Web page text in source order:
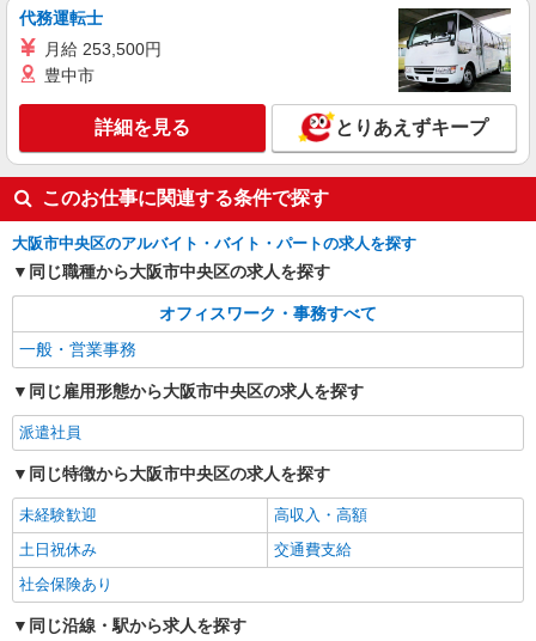
株式会社パソナ・大阪(NO.6001177302)
一般事務
時給1800円 月収例：279000円 ★交通費規定に
大阪府大阪市中央区（淀屋橋駅）
キープ 詳細を見る
代務運転士
月給 253,500円
豊中市
詳細を見る とりあえずキープ
このお仕事に関連する条件で探す
大阪市中央区のアルバイト・バイト・パートの求人を探す
同じ職種から大阪市中央区の求人を探す
オフィスワーク・事務すべて
一般・営業事務
同じ雇用形態から大阪市中央区の求人を探す
派遣社員
同じ特徴から大阪市中央区の求人を探す
未経験歓迎
高収入・高額
土日祝休み
交通費支給
社会保険あり
同じ沿線・駅から求人を探す